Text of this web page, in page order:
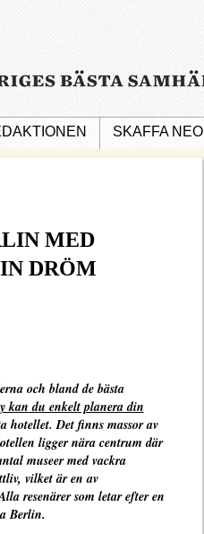
SKAFFA NEO
MED
DRÖM
och bland de bästa
kan du enkelt planera din
hotellet. Det finns massor av
ligger nära centrum där
museer med vackra
vilket är en av
resenärer som letar efter en
Berlin.